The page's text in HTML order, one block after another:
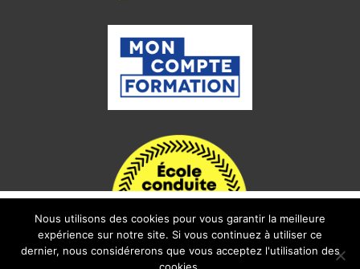
i 
Nous utilisons des cookies pour vous garantir la meilleure
expérience sur notre site. Si vous continuez à utiliser ce
dernier, nous considérerons que vous acceptez l'utilisation des